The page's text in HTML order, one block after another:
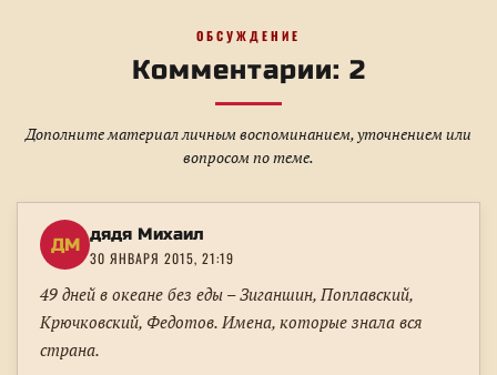
ОБСУЖДЕНИЕ
Комментарии: 2
Дополните материал личным воспоминанием, уточнением или
вопросом по теме.
ДМ дядя Михаил
30 ЯНВАРЯ 2015, 21:19
49 дней в океане без еды – Зиганшин, Поплавский,
Крючковский, Федотов. Имена, которые знала вся
страна.